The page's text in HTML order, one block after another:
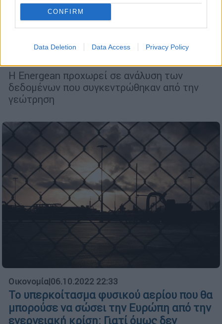
CONFIRM
Data Deletion Data Access Privacy Policy
Κόσμος|07.11.2022 10:47
Ανακαλύφθηκε εμπορικά
εκμεταλλεύσιμο κοίτασμα φυσικού
αερίου στο Ισραήλ - Τι έχει γίνει γνωστό
Η Energean προχωρεί σε ανάλυση των
δεδομένων που συγκεντρώθηκαν από την
γεώτρηση
Οικονομία|06.10.2022 22:33
Το υπερκοίτασμα φυσικού αερίου που θα
μπορούσε να σώσει την Ευρώπη από την
ενεργειακή κρίση: Γιατί όμως δεν